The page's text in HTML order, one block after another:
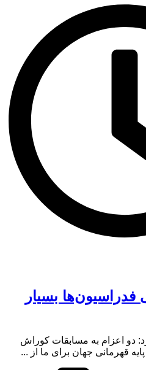
بسیار
دو اعزام به مسابقات کوراش
قهرمانی جهان برای ما از ...